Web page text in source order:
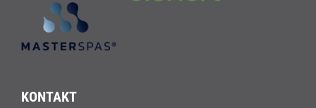
KONTAKT